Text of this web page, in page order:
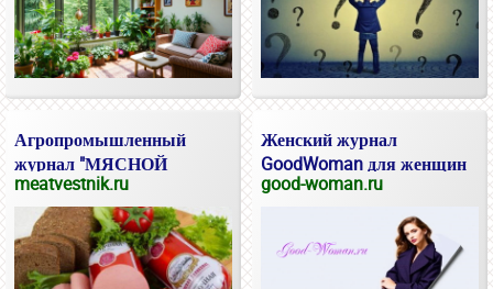
Агропромышленный
журнал "МЯСНОЙ
ВЕСТНИК"
meatvestnik.ru
Женский журнал
GoodWoman для женщин
и девушек.
good-woman.ru